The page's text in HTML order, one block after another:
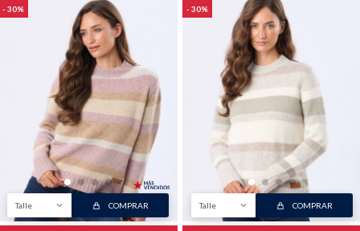
30
Talle COMPRAR
30
Talle COMPRAR
Shorts Trajes
Sacos Calzado